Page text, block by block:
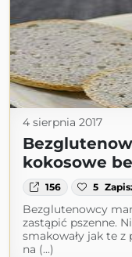
4 sierpnia 2017
kokosowe
156 5
Bezglutenowcy
zastąpić pszenne.
smakowały jak te z
na (...)